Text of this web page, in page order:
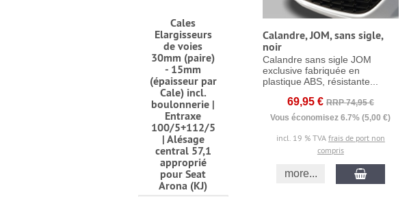
Calandre, JOM, sans sigle,
noir
Calandre sans sigle JOM
exclusive fabriquée en
plastique ABS, résistante...
69,95 € RRP 74,95 €
Vous économisez 6.7% (5,00 €)
incl. 19 % TVA frais de port non
compris
more...
Cales
Elargisseurs
de voies
30mm (paire)
- 15mm
(épaisseur par
Cale) incl.
boulonnerie |
Entraxe
100/5+112/5
| Alésage
central 57,1
approprié
pour Seat
Arona (KJ)